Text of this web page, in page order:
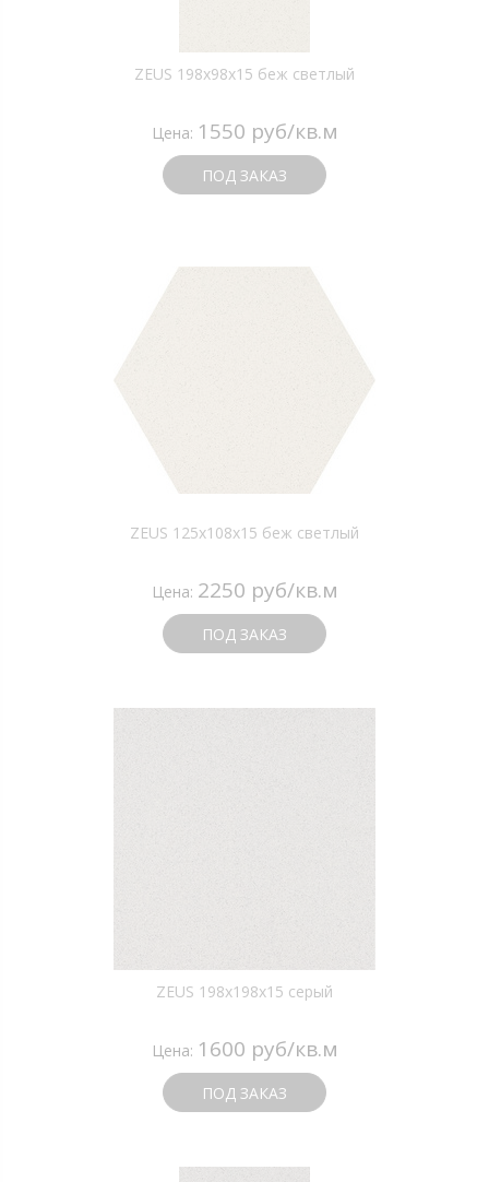
ZEUS 198x98x15 беж светлый
Цена: 1550 руб/кв.м
ПОД ЗАКАЗ
ZEUS 125x108x15 беж светлый
Цена: 2250 руб/кв.м
ПОД ЗАКАЗ
ZEUS 198x198x15 серый
Цена: 1600 руб/кв.м
ПОД ЗАКАЗ